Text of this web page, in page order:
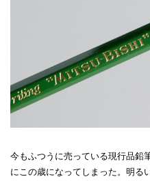
今もふつうに売っている現行品鉛
にこの歳になってしまった。明る